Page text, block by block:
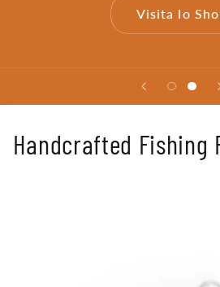
Visita lo
Handcrafted Fishing